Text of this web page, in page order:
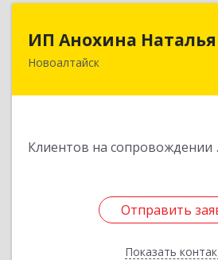
ИП Анохина
Новоалтайск
Клиентов на сопровождении
Отправить
Показать
658041, Алтайский
Отправить
Назад